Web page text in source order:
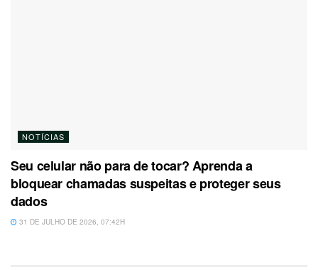
NOTÍCIAS
Seu celular não para de tocar? Aprenda a
bloquear chamadas suspeitas e proteger seus
dados
31 DE JULHO DE 2026, 07:42H